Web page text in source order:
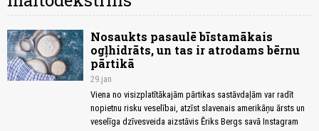
Nosaukts pasaulē bīstamākais
ogļhidrāts, un tas ir atrodams bērnu
pārtikā
29.jan
Viena no visizplatītākajām pārtikas sastāvdaļām var radīt
nopietnu risku veselībai, atzīst slavenais amerikāņu ārsts un
veselīga dzīvesveida aizstāvis Ēriks Bergs savā Instagram